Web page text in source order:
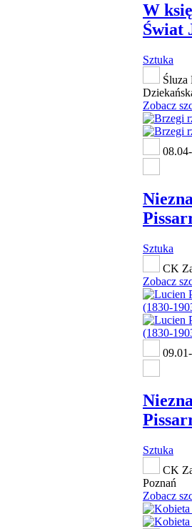
W
Świat
Sztuka
Śluza
Zobacz
Sztuka
CK
Zobacz
Sztuka
CK
Poznań
Zobacz